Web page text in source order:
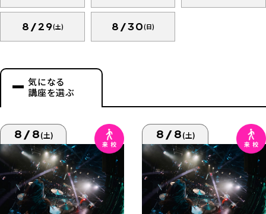
8/29(土) 8/30(日)
気になる
講座を選ぶ
8/8(土) 8/8(土)